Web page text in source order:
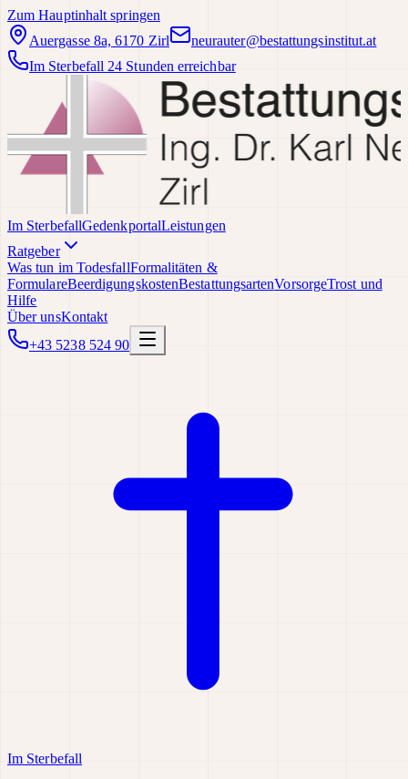
Zum Hauptinhalt springen
Auergasse 8a, 6170 Zirl
neurauter@bestattungsinstitut.at
Im Sterbefall 24 Stunden erreichbar
Im SterbefallGedenkportalLeistungen
Ratgeber
Was tun im TodesfallFormalitäten &
FormulareBeerdigungskostenBestattungsartenVorsorgeTrost und
Hilfe
Über unsKontakt
+43 5238 524 90
Im Sterbefall